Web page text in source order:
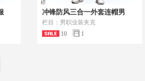
冲锋防风三合一外套连帽男
栏目：男职业装夹克
10
1